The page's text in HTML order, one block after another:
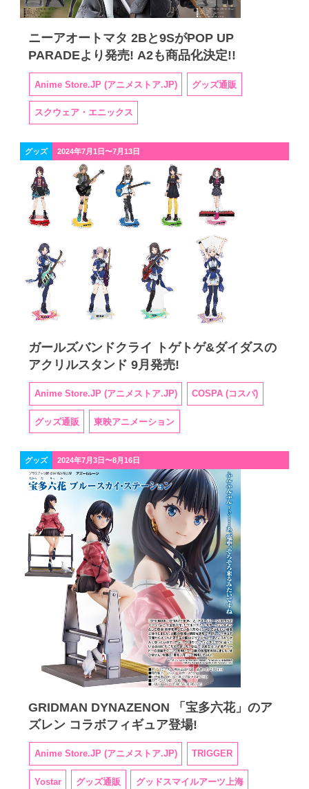
ニーアオートマタ 2Bと9SがPOP UP
PARADEより発売! A2も商品化決定!!
Anime Store.JP (アニメストア.JP) グッズ通販
スクウェア・エニックス
グッズ 2024年7月1日〜7月13日
ガールズバンドクライ トゲトゲ&ダイダスの
アクリルスタンド 9月発売!
Anime Store.JP (アニメストア.JP) COSPA (コスパ)
グッズ通販 東映アニメーション
グッズ 2024年7月3日〜8月16日
GRIDMAN DYNAZENON 「宝多六花」のア
ズレン コラボフィギュア登場!
Anime Store.JP (アニメストア.JP) TRIGGER
Yostar グッズ通販 グッドスマイルアーツ上海